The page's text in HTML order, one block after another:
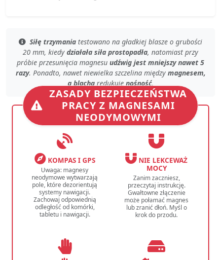
Siłę trzymania testowano na gładkiej blasze o grubości
20 mm, kiedy działała siła prostopadła, natomiast przy
próbie przesunięcia magnesu udźwig jest mniejszy nawet 5
razy. Ponadto, nawet niewielka szczelinamiędzy magnesem,
a blachąredukuje nośność.
ZASADY BEZPIECZEŃSTWA
PRACY Z MAGNESAMI
NEODYMOWYMI
KOMPAS I GPS
Uwaga: magnesy
neodymowe wytwarzają
pole, które dezorientują
systemy nawigacji.
Zachowaj odpowiednią
odległość od komórki,
tabletu i nawigacji.
NIE LEKCEWAŻ
MOCY
Zanim zaczniesz,
przeczytaj instrukcję.
Gwałtowne złączenie
może połamać magnes
lub zranić dłoń. Myśl o
krok do przodu.